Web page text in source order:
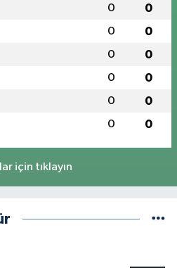
0 0
0 0
0 0
0 0
0 0
0 0
için tıklayın